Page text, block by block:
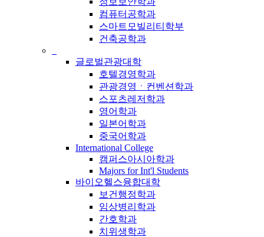
컴퓨터공학과
스마트모빌리티학부
건축공학과
글로벌관광대학
호텔경영학과
관광경영ㆍ컨벤션학과
스포츠레저학과
영어학과
일본어학과
중국어학과
International College
캠퍼스아시아학과
Majors for Int'l Students
바이오헬스융합대학
보건행정학과
임상병리학과
간호학과
치위생학과